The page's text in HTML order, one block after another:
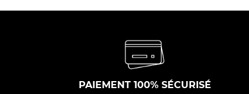
PAIEMENT 100% SÉCURISÉ